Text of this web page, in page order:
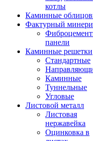
котлы
Каминные
Фактурный
панели
Каминные решетки
Стандартные
Каминные
Туннельные
Угловые
Листовой металл
Листовая
нержавейка
Оцинковка в